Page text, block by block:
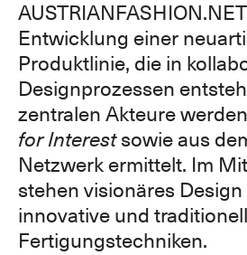
Entwicklung einer
Produktlinie, die in
Designprozessen
zentralen Akteure
for Interestsowie aus
Netzwerk ermittelt. Im
stehen visionäres
innovative und
Fertigungstechniken.